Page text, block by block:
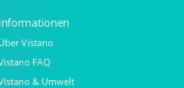
Vistano
FAQ
& Umwelt